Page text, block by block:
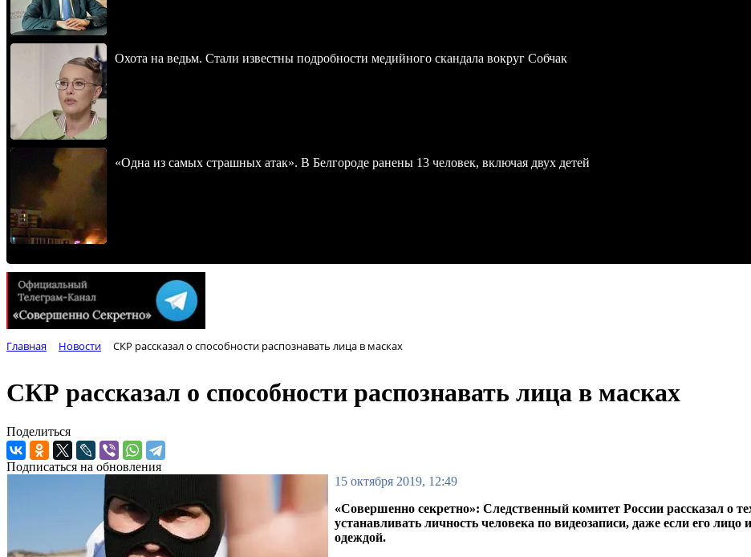
Охота на ведьм. Стали известны подробности медийного скандала вокруг Собчак
«Одна из самых страшных атак». В Белгороде ранены 13 человек, включая двух детей
Главная Новости СКР рассказал о способности распознавать лица в масках
СКР рассказал о способности распознавать лица в масках
Поделиться
Подписаться на обновления
15 октября 2019, 12:49
«Совершенно секретно»: Следственный комитет России рассказал о
устанавливать личность человека по видеозаписи, даже если его
одеждой.